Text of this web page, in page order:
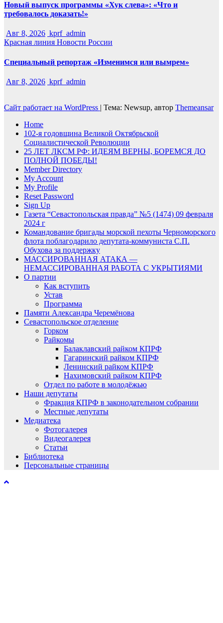
Новый выпуск программы «Хук слева»: «Что и
требовалось доказать!»
Авг 8, 2026 kprf_admin
Красная линия Новости России
Специальный репортаж «Изменимся или вымрем»
Авг 8, 2026 kprf_admin
Сайт работает на WordPress | Тема: Newsup, автор Themeansar
Home
102-я годовщина Великой Октябрьской
Социалистической Революции
25 ЛЕТ ЛКСМ РФ: ИДЕЯМ ВЕРНЫ, БОРЕМСЯ ДО
ПОЛНОЙ ПОБЕДЫ!
Member Directory
My Account
My Profile
Reset Password
Sign Up
Газета “Севастопольская правда” №5 (1474) 09 февраля
2024 г
Командование бригады морской пехоты Черноморского
флота поблагодарило депутата-коммуниста С.П.
Обухова за поддержку
МАССИРОВАННАЯ АТАКА —
НЕМАССИРОВАННАЯ РАБОТА С УКРЫТИЯМИ
О партии
Как вступить
Устав
Программа
Памяти Александра Черемёнова
Севастопольское отделение
Горком
Райкомы
Балаклавский райком КПРФ
Гагаринский райком КПРФ
Ленинский райком КПРФ
Нахимовский райком КПРФ
Отдел по работе в молодёжью
Наши депутаты
Фракция КПРФ в законодательном собрании
Местные депутаты
Медиатека
Фотогалерея
Видеогалерея
Статьи
Библиотека
Персональные страницы